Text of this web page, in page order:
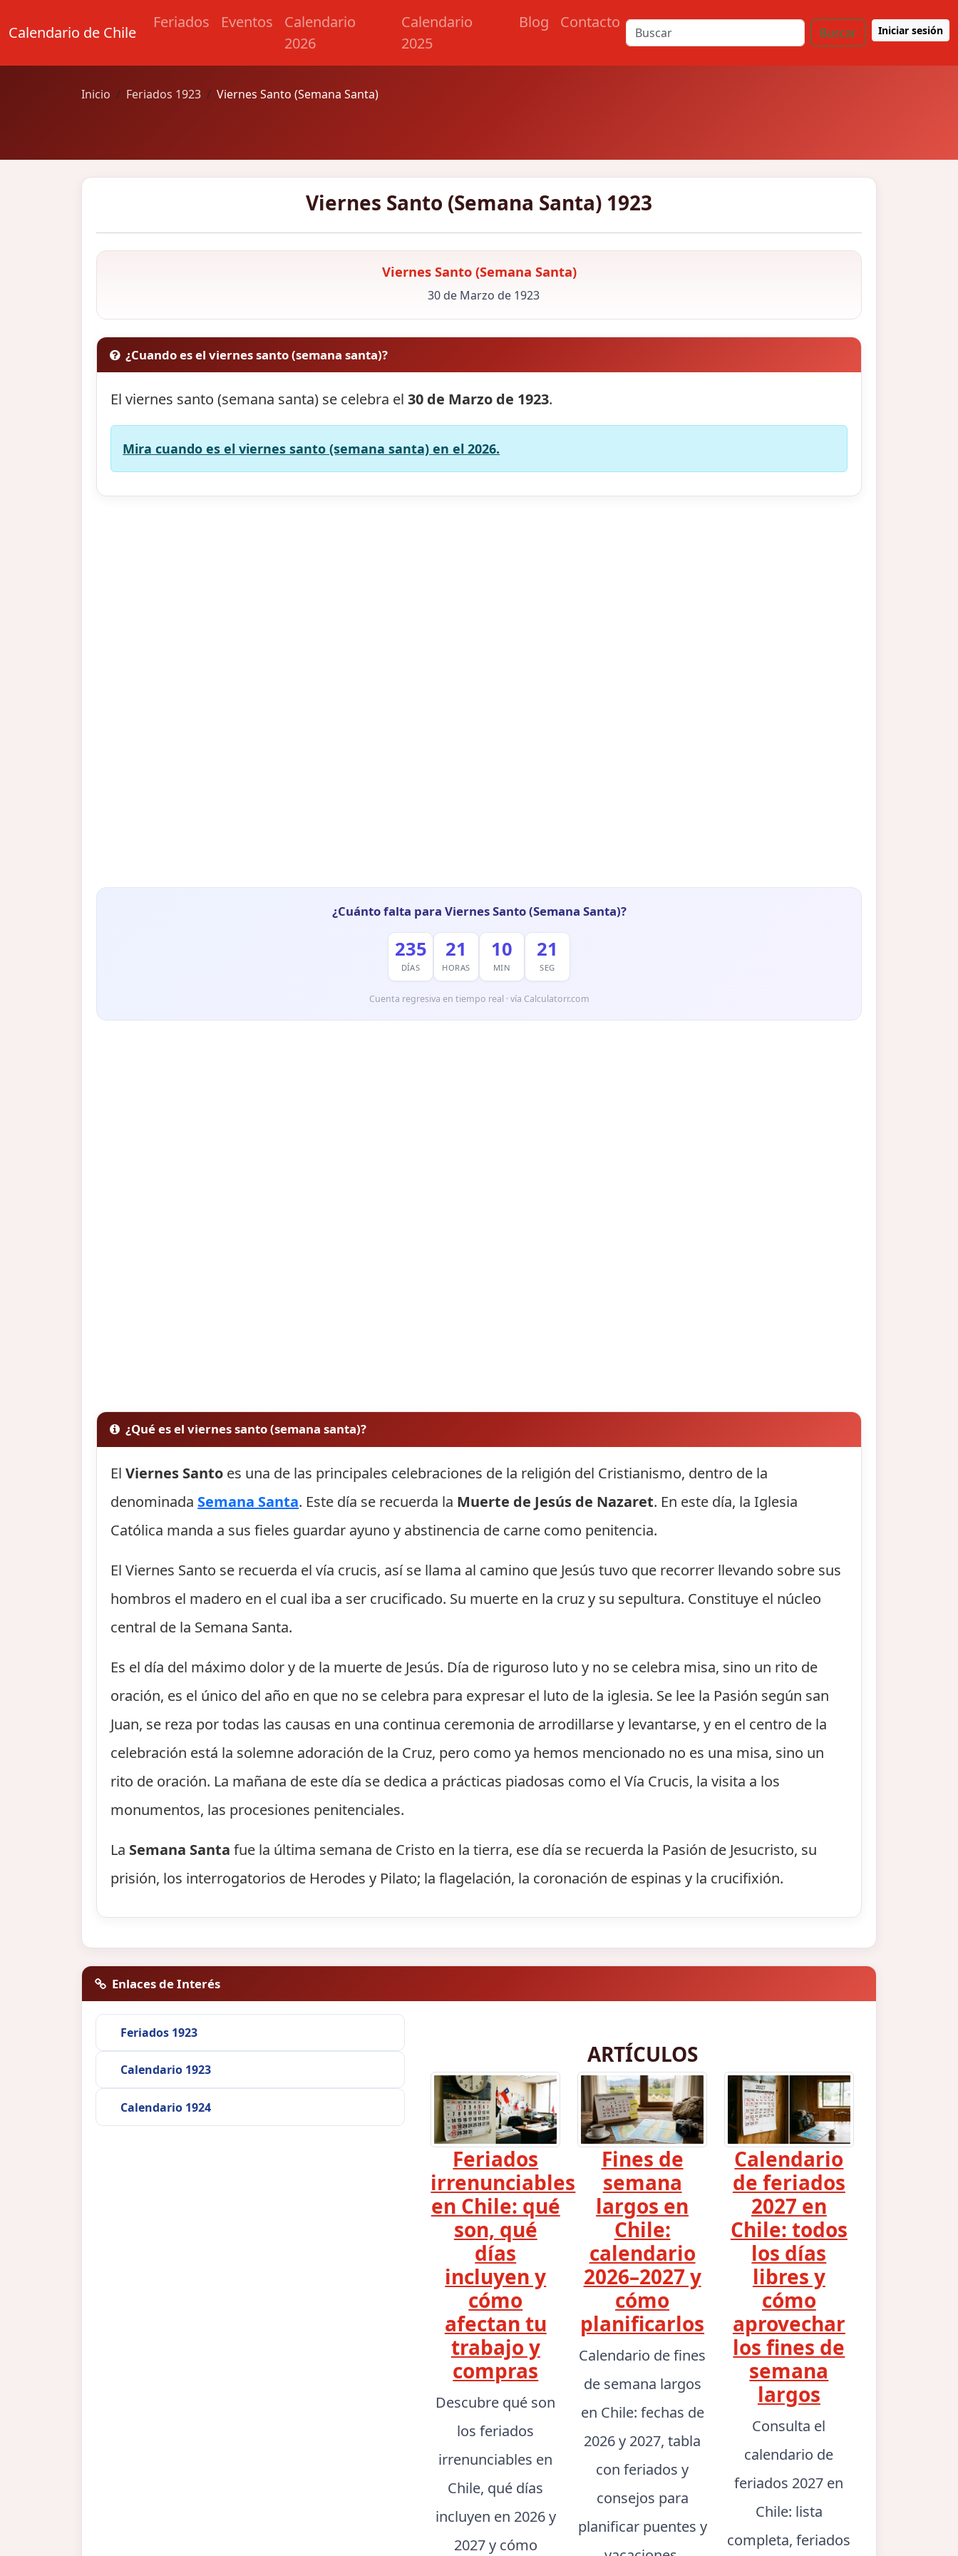
Calendario de Chile
Feriados Eventos
Calendario
2026
Calendario
2025
Blog Contacto
Buscar Iniciar sesión
Inicio Feriados 1923 Viernes Santo (Semana Santa)
Viernes Santo (Semana Santa) 1923
Viernes Santo (Semana Santa)
30 de Marzo de 1923
¿Cuando es el viernes santo (semana santa)?
El viernes santo (semana santa) se celebra el30 de Marzo de 1923.
Mira cuando es el viernes santo (semana santa) en el 2026.
¿Cuánto falta para Viernes Santo (Semana Santa)?
235
DÍAS
21
HORAS
10
MIN
20
SEG
Cuenta regresiva en tiempo real · vía Calculatorr.com
¿Qué es el viernes santo (semana santa)?
ElViernes Santo es una de las principales celebraciones de la religión del Cristianismo, dentro de la
denominada Semana Santa. Este día se recuerda la Muerte de Jesús de Nazaret. En este día, la Iglesia
Católica manda a sus fieles guardar ayuno y abstinencia de carne como penitencia.
El Viernes Santo se recuerda el vía crucis, así se llama al camino que Jesús tuvo que recorrer llevando sobre sus
hombros el madero en el cual iba a ser crucificado. Su muerte en la cruz y su sepultura. Constituye el núcleo
central de la Semana Santa.
Es el día del máximo dolor y de la muerte de Jesús. Día de riguroso luto y no se celebra misa, sino un rito de
oración, es el único del año en que no se celebra para expresar el luto de la iglesia. Se lee la Pasión según san
Juan, se reza por todas las causas en una continua ceremonia de arrodillarse y levantarse, y en el centro de la
celebración está la solemne adoración de la Cruz, pero como ya hemos mencionado no es una misa, sino un
rito de oración. La mañana de este día se dedica a prácticas piadosas como el Vía Crucis, la visita a los
monumentos, las procesiones penitenciales.
La Semana Santa fue la última semana de Cristo en la tierra, ese día se recuerda la Pasión de Jesucristo, su
prisión, los interrogatorios de Herodes y Pilato; la flagelación, la coronación de espinas y la crucifixión.
Enlaces de Interés
Feriados 1923
Calendario 1923
Calendario 1924
ARTÍCULOS
Feriados
irrenunciables
en Chile: qué
son, qué
días
incluyen y
cómo
afectan tu
trabajo y
compras
Descubre qué son
los feriados
irrenunciables en
Chile, qué días
incluyen en 2026 y
2027 y cómo
Fines de
semana
largos en
Chile:
calendario
2026–2027 y
cómo
planificarlos
Calendario de fines
de semana largos
en Chile: fechas de
2026 y 2027, tabla
con feriados y
consejos para
planificar puentes y
Calendario
de feriados
2027 en
Chile: todos
los días
libres y
cómo
aprovechar
los fines de
semana
largos
Consulta el
calendario de
feriados 2027 en
Chile: lista
completa, feriados